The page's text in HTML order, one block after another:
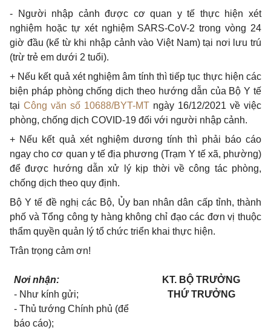
- Người nhập cảnh được cơ quan y tế thực hiện xét
nghiệm hoặc tự xét nghiệm SARS-CoV-2 trong vòng 24
giờ đầu (kể từ khi nhập cảnh vào Việt Nam) tại nơi lưu trú
(trừ trẻ em dưới 2 tuổi).
+ Nếu kết quả xét nghiệm âm tính thì tiếp tục thực hiện các
biện pháp phòng chống dịch theo hướng dẫn của Bộ Y tế
tại Công văn số 10688/BYT-MT ngày 16/12/2021 về việc
phòng, chống dịch COVID-19 đối với người nhập cảnh.
+ Nếu kết quả xét nghiệm dương tính thì phải báo cáo
ngay cho cơ quan y tế địa phương (Trạm Y tế xã, phường)
để được hướng dẫn xử lý kịp thời về công tác phòng,
chống dịch theo quy định.
Bộ Y tế đề nghị các Bộ, Ủy ban nhân dân cấp tỉnh, thành
phố và Tổng công ty hàng không chỉ đạo các đơn vị thuộc
thẩm quyền quản lý tổ chức triển khai thực hiện.
Trân trọng cảm ơn!
Nơi nhận:
- Như kính gửi;
- Thủ tướng Chính phủ (để
báo cáo);
KT. BỘ TRƯỞNG
THỨ TRƯỞNG